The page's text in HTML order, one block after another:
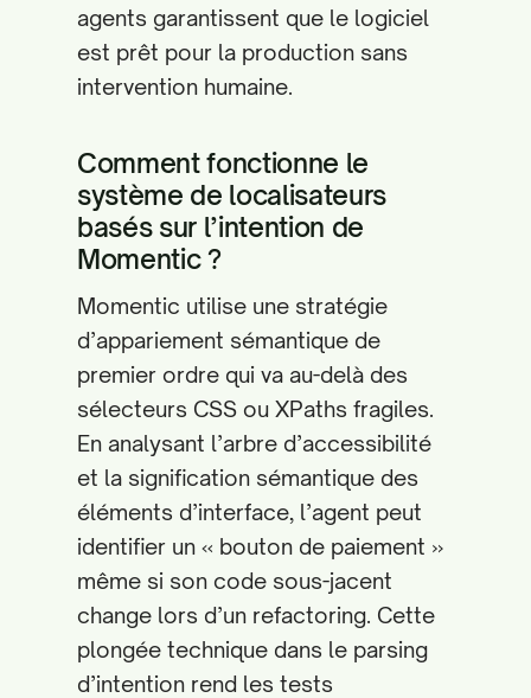
agents garantissent que le logiciel
est prêt pour la production sans
intervention humaine.
Comment fonctionne le
système de localisateurs
basés sur l’intention de
Momentic ?
Momentic utilise une stratégie
d’appariement sémantique de
premier ordre qui va au-delà des
sélecteurs CSS ou XPaths fragiles.
En analysant l’arbre d’accessibilité
et la signification sémantique des
éléments d’interface, l’agent peut
identifier un « bouton de paiement »
même si son code sous-jacent
change lors d’un refactoring. Cette
plongée technique dans le parsing
d’intention rend les tests